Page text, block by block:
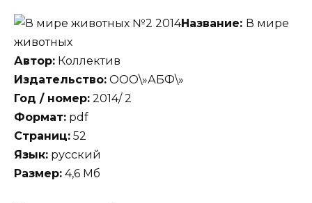
Название: В мире
животных
Автор: Коллектив
Издательство: ООО\»АБФ\»
Год / номер: 2014/ 2
Формат: pdf
Страниц: 52
Язык: русский
Размер: 4,6 Мб